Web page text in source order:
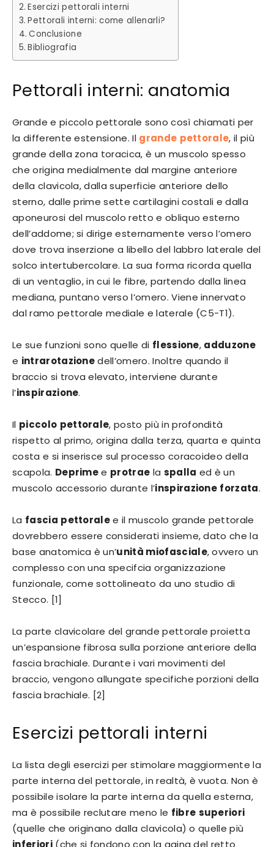
Esercizi pettorali interni
Pettorali interni: come allenarli?
Conclusione
Bibliografia
Pettorali interni: anatomia
Grande e piccolo pettorale sono così chiamati per
la differente estensione. Il grande pettorale, il più
grande della zona toracica, è un muscolo spesso
che origina medialmente dal margine anteriore
della clavicola, dalla superficie anteriore dello
sterno, dalle prime sette cartilagini costali e dalla
aponeurosi del muscolo retto e obliquo esterno
dell’addome; si dirige esternamente verso l’omero
dove trova inserzione a libello del labbro laterale del
solco intertubercolare. La sua forma ricorda quella
di un ventaglio, in cui le fibre, partendo dalla linea
mediana, puntano verso l’omero. Viene innervato
dal ramo pettorale mediale e laterale (C5-T1).
Le sue funzioni sono quelle di flessione, adduzone
e intrarotazionedell’omero. Inoltre quando il
braccio si trova elevato, interviene durante
l’inspirazione.
Il piccolo pettorale, posto più in profondità
rispetto al primo, origina dalla terza, quarta e quinta
costa e si inserisce sul processo coracoideo della
scapola. Deprimee protrae la spalla ed è un
muscolo accessorio durante l’inspirazione forzata.
La fascia pettoralee il muscolo grande pettorale
dovrebbero essere considerati insieme, dato che la
base anatomica è un’unità miofasciale, ovvero un
complesso con una specifcia organizzazione
funzionale, come sottolineato da uno studio di
Stecco. [1]
La parte clavicolare del grande pettorale proietta
un’espansione fibrosa sulla porzione anteriore della
fascia brachiale. Durante i vari movimenti del
braccio, vengono allungate specifiche porzioni della
fascia brachiale. [2]
Esercizi pettorali interni
La lista degli esercizi per stimolare maggiormente la
parte interna del pettorale, in realtà, è vuota. Non è
possibile isolare la parte interna da quella esterna,
ma è possibile reclutare meno le fibre superiori
(quelle che originano dalla clavicola) o quelle più
inferiori(che si fondono con la gaina del retto